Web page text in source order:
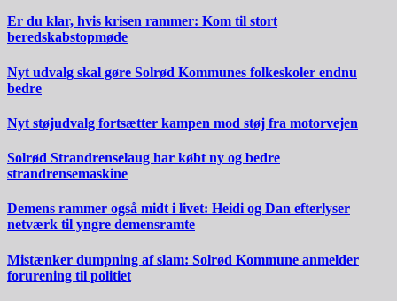
Er du klar, hvis krisen rammer: Kom til stort
beredskabstopmøde
Nyt udvalg skal gøre Solrød Kommunes folkeskoler endnu
bedre
Nyt støjudvalg fortsætter kampen mod støj fra motorvejen
Solrød Strandrenselaug har købt ny og bedre
strandrensemaskine
Demens rammer også midt i livet: Heidi og Dan efterlyser
netværk til yngre demensramte
Mistænker dumpning af slam: Solrød Kommune anmelder
forurening til politiet